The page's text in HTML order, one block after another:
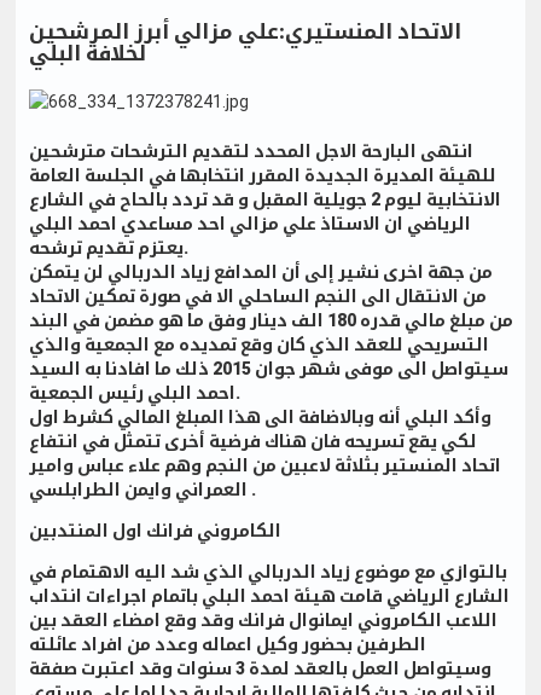
الاتحاد المنستيري:علي مزالي أبرز المرشحين
لخلافة البلي
انتهى البارحة الاجل المحدد لتقديم الترشحات مترشحين
للهيئة المديرة الجديدة المقرر انتخابها في الجلسة العامة
الانتخابية ليوم 2 جويلية المقبل و قد تردد بالحاح في الشارع
الرياضي ان الاستاذ علي مزالي احد مساعدي احمد البلي
يعتزم تقديم ترشحه.
من جهة اخرى نشير إلى أن المدافع زياد الدربالي لن يتمكن
من الانتقال الى النجم الساحلي الا في صورة تمكين الاتحاد
من مبلغ مالي قدره 180 الف دينار وفق ما هو مضمن في البند
التسريحي للعقد الذي كان وقع تمديده مع الجمعية والذي
سيتواصل الى موفى شهر جوان 2015 ذلك ما افادنا به السيد
احمد البلي رئيس الجمعية.
وأكد البلي أنه وبالاضافة الى هذا المبلغ المالي كشرط اول
لكي يقع تسريحه فان هناك فرضية أخرى تتمثل في انتفاع
اتحاد المنستير بثلاثة لاعبين من النجم وهم علاء عباس وامير
العمراني وايمن الطرابلسي .
الكامروني فرانك اول المنتدبين
بالتوازي مع موضوع زياد الدربالي الذي شد اليه الاهتمام في
الشارع الرياضي قامت هيئة احمد البلي باتمام اجراءات انتداب
اللاعب الكامروني ايمانوال فرانك وقد وقع امضاء العقد بين
الطرفين بحضور وكيل اعماله وعدد من افراد عائلته
وسيتواصل العمل بالعقد لمدة 3 سنوات وقد اعتبرت صفقة